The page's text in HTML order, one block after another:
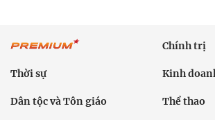
Chính trị
Thời sự Kinh
Dân tộc và Tôn giáo Thể thao